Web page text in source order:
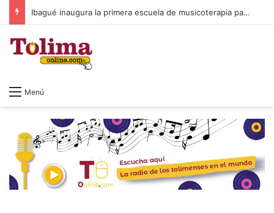
Ibagué inaugura la primera escuela de musicoterapia para niños con discapacidad múltiple, una apuesta por la inclusión
Menú